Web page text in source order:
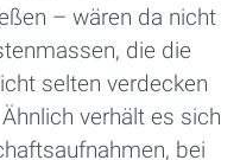
– wären da nicht
die die
selten verdecken
verhält es sich
bei